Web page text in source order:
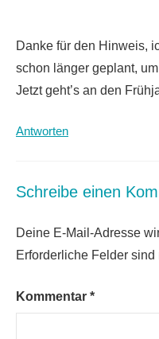
Danke für den Hinweis,
schon länger geplant,
Jetzt geht’s an den
Antworten
Schreibe einen
Deine E-Mail-Adresse
Erforderliche Felder sind
Kommentar *